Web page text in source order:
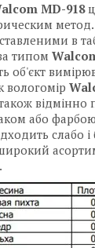
MD-918
в
типом
об'єкт
вологомір
відмінно
або
слабо
.